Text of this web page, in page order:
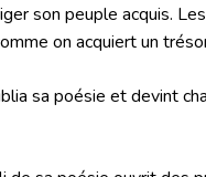
son peuple acquis.
on acquiert un
sa poésie et devint